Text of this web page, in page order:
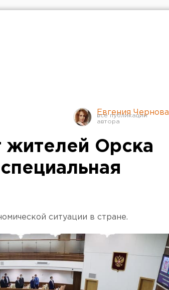
Евгения Чернова
жителей Орска
ситуации в стране.